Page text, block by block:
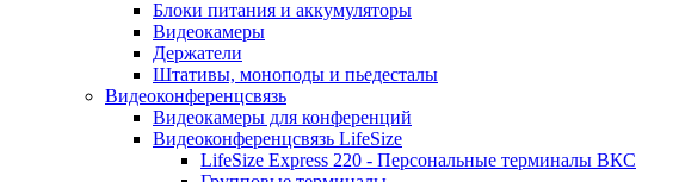
Блоки питания и аккумуляторы
Видеокамеры
Держатели
Штативы, моноподы и пьедесталы
Видеоконференцсвязь
Видеокамеры для конференций
Видеоконференцсвязь LifeSize
LifeSize Express 220 - Персональные терминалы ВКС